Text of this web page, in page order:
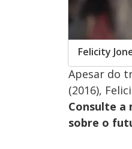
Felicity
Apesar do
(2016),
Consulte a
sobre o